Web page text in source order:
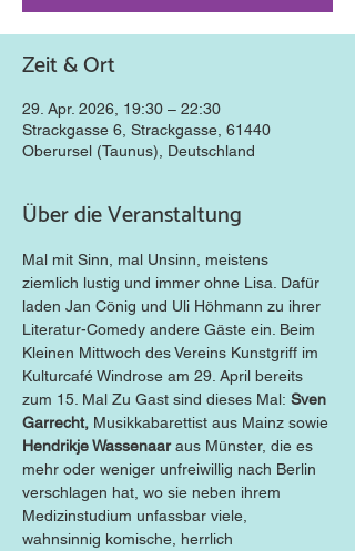
Zeit & Ort
29. Apr. 2026, 19:30 – 22:30
Strackgasse 6, Strackgasse, 61440
Oberursel (Taunus), Deutschland
Über die Veranstaltung
Mal mit Sinn, mal Unsinn, meistens
ziemlich lustig und immer ohne Lisa. Dafür
laden Jan Cönig und Uli Höhmann zu ihrer
Literatur-Comedy andere Gäste ein. Beim
Kleinen Mittwoch des Vereins Kunstgriff im
Kulturcafé Windrose am 29. April bereits
zum 15. Mal Zu Gast sind dieses Mal: Sven
Garrecht, Musikkabarettist aus Mainz sowie
Hendrikje Wassenaar aus Münster, die es
mehr oder weniger unfreiwillig nach Berlin
verschlagen hat, wo sie neben ihrem
Medizinstudium unfassbar viele,
wahnsinnig komische, herrlich